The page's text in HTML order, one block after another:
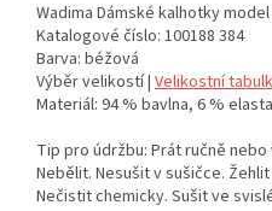
Wadima Dámské kalhotky
Katalogové číslo: 100188 384
Barva: béžová
Výběr velikostí | Velikostní
Materiál: 94 % bavlna, 6 %
Tip pro údržbu: Prát ručně
Nebělit. Nesušit v sušičce.
Nečistit chemicky. Sušit ve